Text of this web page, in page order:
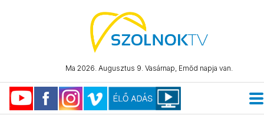
Ma 2026. Augusztus 9. Vasárnap, Emőd napja van.